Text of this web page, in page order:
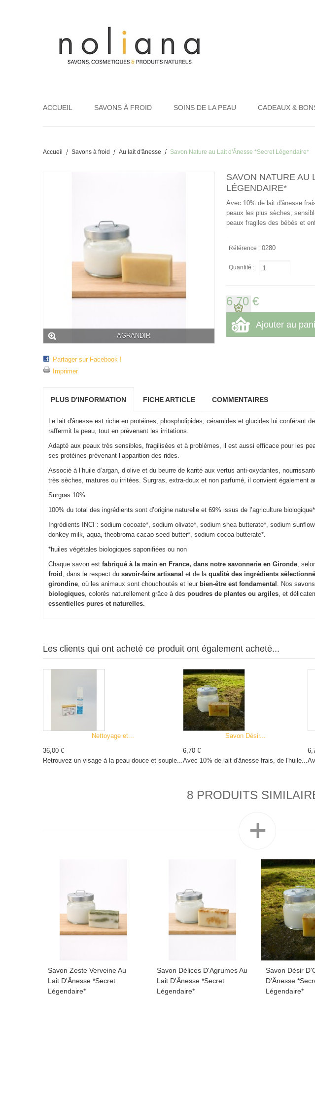
ACCUEIL SAVONS À FROID SOINS DE LA PEAU CADEAUX &
Accueil Savons à froid Au lait d'ânesse Savon Nature au Lait d'Ânesse *Secret Légendaire*
AGRANDIR
Partager sur Facebook !
Imprimer
SAVON NATURE AU
LÉGENDAIRE*
Avec 10% de lait d'ânesse
peaux les plus sèches,
peaux fragiles des bébés et
Référence : 0280
Quantité :
6,70 €
PLUS D'INFORMATION FICHE ARTICLE COMMENTAIRES
Le lait d'ânesse est riche en protéines, phospholipides, céramides et glucides lui conférant
raffermit la peau, tout en prévenant les irritations.
Adapté aux peaux très sensibles, fragilisées et à problèmes, il est aussi efficace pour les
ses protéines prévenant l’apparition des rides.
Associé à l’huile d’argan, d’olive et du beurre de karité aux vertus anti-oxydantes,
très sèches, matures ou irritées. Surgras, extra-doux et non parfumé, il convient également
Surgras 10%.
100% du total des ingrédients sont d’origine naturelle et 69% issus de l’agriculture biologique*
Ingrédients INCI : sodium cocoate*, sodium olivate*, sodium shea butterate*, sodium
donkey milk, aqua, theobroma cacao seed butter*, sodium cocoa butterate*.
*huiles végétales biologiques saponifiées ou non
Chaque savon est fabriqué à la main en France, dans notre savonnerie en Gironde,
froid , dans le respect du savoir-faire artisanal et de la qualité des ingrédients
girondine, où les animaux sont chouchoutés et leur bien-être est fondamental . Nos
biologiques, colorés naturellement grâce à des poudres de plantes ou argiles, et
essentielles pures et naturelles.
Les clients qui ont acheté ce produit ont également acheté...
Nettoyage et...
36,00 €
Retrouvez un visage à la peau douce et souple...
Savon Désir...
6,70 €
Avec 10% de lait d'ânesse frais, de l'huile...
8 PRODUITS
Savon Zeste Verveine Au
Lait D'Ânesse *Secret
Légendaire*
Savon Délices D'Agrumes Au
Lait D'Ânesse *Secret
Légendaire*
Savon Désir
D'Ânesse
Légendaire*